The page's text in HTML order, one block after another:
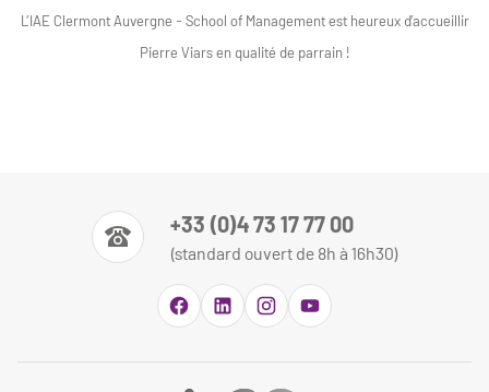
L’IAE Clermont Auvergne - School of Management est heureux d’accueillir
Pierre Viars en qualité de parrain !
+33 (0)4 73 17 77 00
(standard ouvert de 8h à 16h30)